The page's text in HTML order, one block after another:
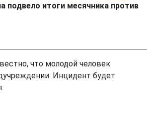
подвело итоги месячника против
что молодой человек
Инцидент будет